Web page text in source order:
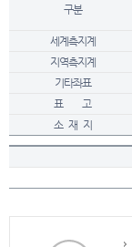
구분
세계측지계
지역측지계
기타좌표
표 고
소 재 지